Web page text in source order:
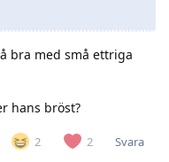
bra med små ettriga
hans bröst?
2 2
Svara